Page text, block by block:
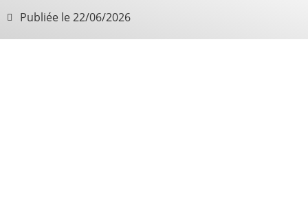
Publiée le22/06/2026